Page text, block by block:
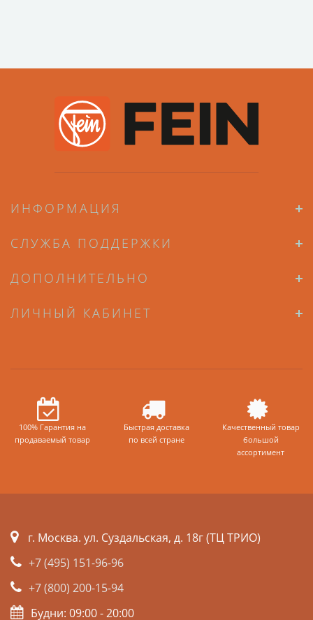
ИНФОРМАЦИЯ
СЛУЖБА ПОДДЕРЖКИ
ДОПОЛНИТЕЛЬНО
ЛИЧНЫЙ КАБИНЕТ
100% Гарантия на
продаваемый товар
Быстрая доставка
по всей стране
Качественный товар
большой
ассортимент
г. Москва. ул. Суздальская, д. 18г (ТЦ ТРИО)
+7 (495) 151-96-96
+7 (800) 200-15-94
Будни: 09:00 - 20:00